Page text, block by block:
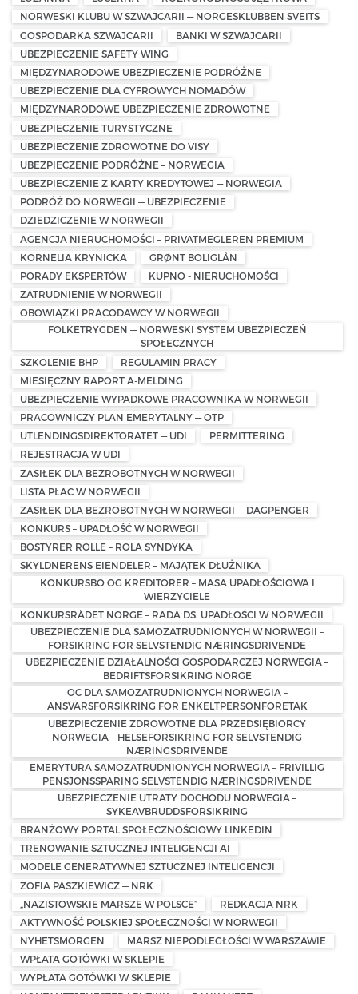
NORWESKI KLUBU W SZWAJCARII — NORGESKLUBBEN SVEITS
GOSPODARKA SZWAJCARII
BANKI W SZWAJCARII
UBEZPIECZENIE SAFETY WING
MIĘDZYNARODOWE UBEZPIECZENIE PODRÓŻNE
UBEZPIECZENIE DLA CYFROWYCH NOMADÓW
MIĘDZYNARODOWE UBEZPIECZENIE ZDROWOTNE
UBEZPIECZENIE TURYSTYCZNE
UBEZPIECZENIE ZDROWOTNE DO VISY
UBEZPIECZENIE PODRÓŻNE – NORWEGIA
UBEZPIECZENIE Z KARTY KREDYTOWEJ — NORWEGIA
PODRÓŻ DO NORWEGII — UBEZPIECZENIE
DZIEDZICZENIE W NORWEGII
AGENCJA NIERUCHOMOŚCI – PRIVATMEGLEREN PREMIUM
KORNELIA KRYNICKA
GRØNT BOLIGLÅN
PORADY EKSPERTÓW
KUPNO - NIERUCHOMOŚCI
ZATRUDNIENIE W NORWEGII
OBOWIĄZKI PRACODAWCY W NORWEGII
FOLKETRYGDEN — NORWESKI SYSTEM UBEZPIECZEŃ
SPOŁECZNYCH
SZKOLENIE BHP
REGULAMIN PRACY
MIESIĘCZNY RAPORT A-MELDING
UBEZPIECZENIE WYPADKOWE PRACOWNIKA W NORWEGII
PRACOWNICZY PLAN EMERYTALNY — OTP
UTLENDINGSDIREKTORATET — UDI
PERMITTERING
REJESTRACJA W UDI
ZASIŁEK DLA BEZROBOTNYCH W NORWEGII
LISTA PŁAC W NORWEGII
ZASIŁEK DLA BEZROBOTNYCH W NORWEGII — DAGPENGER
KONKURS – UPADŁOŚĆ W NORWEGII
BOSTYRER ROLLE – ROLA SYNDYKA
SKYLDNERENS EIENDELER – MAJĄTEK DŁUŻNIKA
KONKURSBO OG KREDITORER – MASA UPADŁOŚCIOWA I
WIERZYCIELE
KONKURSRÅDET NORGE – RADA DS. UPADŁOŚCI W NORWEGII
UBEZPIECZENIE DLA SAMOZATRUDNIONYCH W NORWEGII –
FORSIKRING FOR SELVSTENDIG NÆRINGSDRIVENDE
UBEZPIECZENIE DZIAŁALNOŚCI GOSPODARCZEJ NORWEGIA –
BEDRIFTSFORSIKRING NORGE
OC DLA SAMOZATRUDNIONYCH NORWEGIA –
ANSVARSFORSIKRING FOR ENKELTPERSONFORETAK
UBEZPIECZENIE ZDROWOTNE DLA PRZEDSIĘBIORCY
NORWEGIA – HELSEFORSIKRING FOR SELVSTENDIG
NÆRINGSDRIVENDE
EMERYTURA SAMOZATRUDNIONYCH NORWEGIA – FRIVILLIG
PENSJONSSPARING SELVSTENDIG NÆRINGSDRIVENDE
UBEZPIECZENIE UTRATY DOCHODU NORWEGIA –
SYKEAVBRUDDSFORSIKRING
BRANŻOWY PORTAL SPOŁECZNOŚCIOWY LINKEDIN
TRENOWANIE SZTUCZNEJ INTELIGENCJI AI
MODELE GENERATYWNEJ SZTUCZNEJ INTELIGENCJI
ZOFIA PASZKIEWICZ — NRK
„NAZISTOWSKIE MARSZE W POLSCE”
REDKACJA NRK
AKTYWNOŚĆ POLSKIEJ SPOŁECZNOŚCI W NORWEGII
NYHETSMORGEN
MARSZ NIEPODLEGŁOŚCI W WARSZAWIE
WPŁATA GOTÓWKI W SKLEPIE
WYPŁATA GOTÓWKI W SKLEPIE